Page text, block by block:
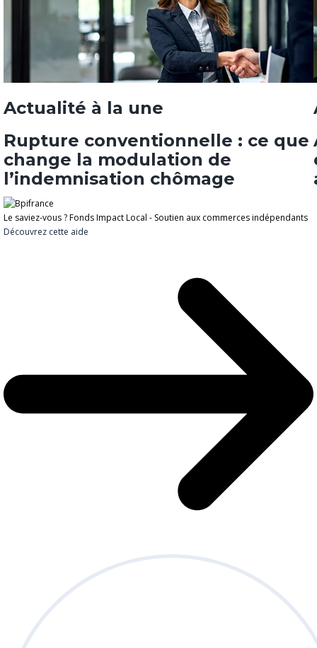
Actualité à la une
Rupture conventionnelle : ce que
change la modulation de
l’indemnisation chômage
Le saviez-vous ?Fonds Impact Local - Soutien aux commerces indépendants
Découvrez cette aide